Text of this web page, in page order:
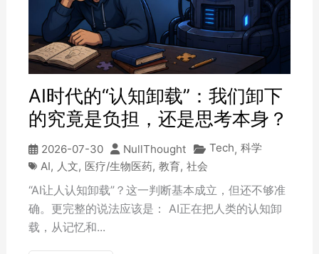
AI时代的“认知卸载”：我们卸下
的究竟是负担，还是思考本身？
2026-07-30 NullThought Tech, 科学
AI, 人文, 医疗/生物医药, 教育, 社会
“AI让人认知卸载”？这一判断基本成立，但还不够准
确。更完整的说法应该是： AI正在把人类的认知卸
载，从记忆和...